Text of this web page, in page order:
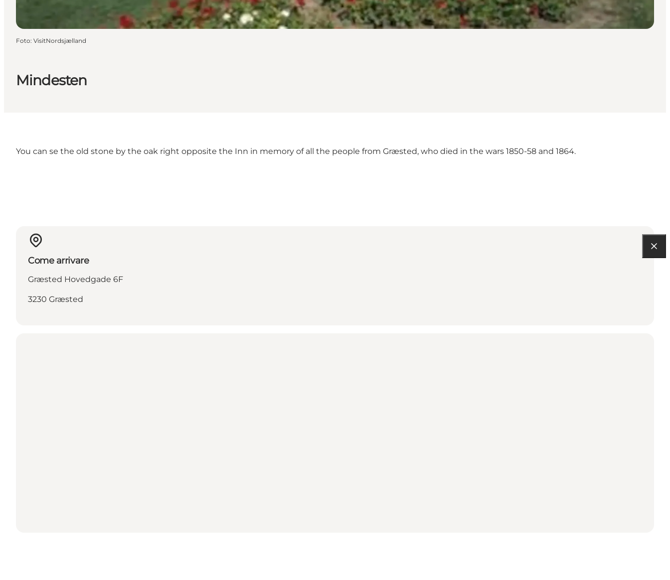
Mindesten
Foto: VisitNordsjælland
You can se the old stone by the oak right opposite the Inn in memory of all the people from Græsted, who died in the wars 1850-58 and 1864.
Come arrivare
Græsted Hovedgade 6F
3230 Græsted